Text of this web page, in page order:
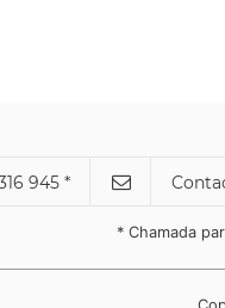
945 *
* Chamada